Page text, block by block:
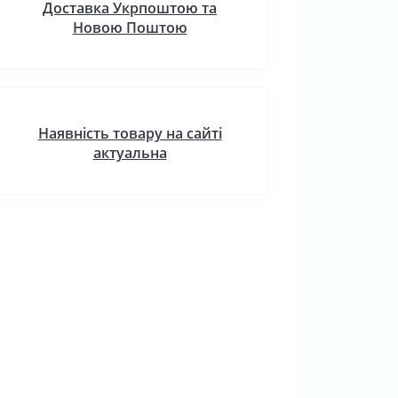
Доставка Укрпоштою та
Новою Поштою
Наявність товару на сайті
актуальна